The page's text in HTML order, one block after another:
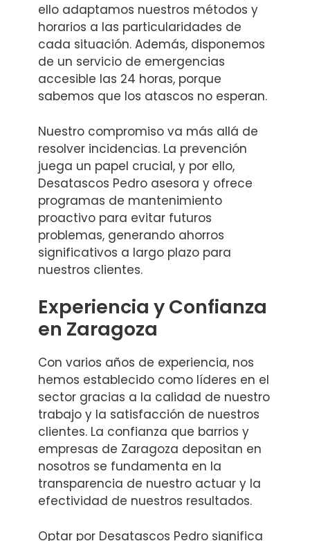
ello adaptamos nuestros métodos y
horarios a las particularidades de
cada situación. Además, disponemos
de un servicio de emergencias
accesible las 24 horas, porque
sabemos que los atascos no esperan.
Nuestro compromiso va más allá de
resolver incidencias. La prevención
juega un papel crucial, y por ello,
Desatascos Pedro asesora y ofrece
programas de mantenimiento
proactivo para evitar futuros
problemas, generando ahorros
significativos a largo plazo para
nuestros clientes.
Experiencia y Confianza
en Zaragoza
Con varios años de experiencia, nos
hemos establecido como líderes en el
sector gracias a la calidad de nuestro
trabajo y la satisfacción de nuestros
clientes. La confianza que barrios y
empresas de Zaragoza depositan en
nosotros se fundamenta en la
transparencia de nuestro actuar y la
efectividad de nuestros resultados.
Optar por Desatascos Pedro significa